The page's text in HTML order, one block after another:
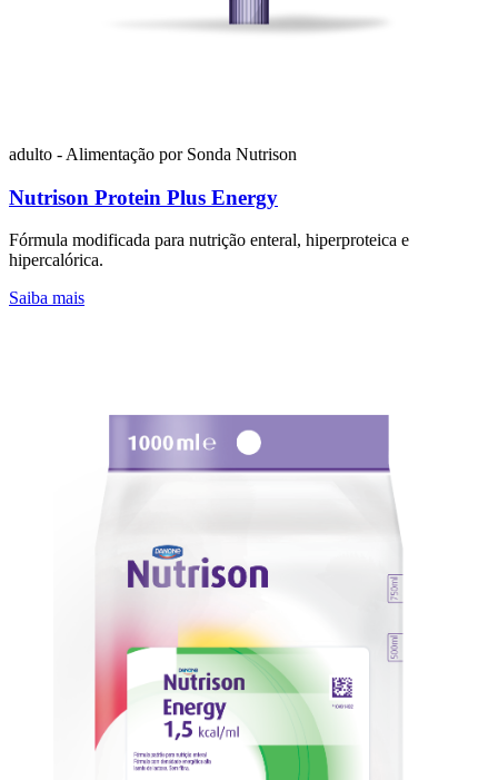
adulto - Alimentação por Sonda Nutrison
Nutrison Protein Plus Energy
Fórmula modificada para nutrição enteral, hiperproteica e
hipercalórica.
Saiba mais